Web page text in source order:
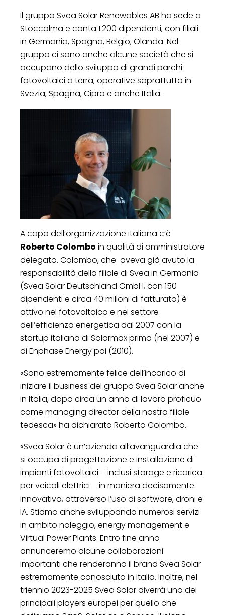
Il gruppo Svea Solar Renewables AB ha sede a
Stoccolma e conta 1.200 dipendenti, con filiali
in Germania, Spagna, Belgio, Olanda. Nel
gruppo ci sono anche alcune società che si
occupano dello sviluppo di grandi parchi
fotovoltaici a terra, operative soprattutto in
Svezia, Spagna, Cipro e anche Italia.
A capo dell’organizzazione italiana c’è
Roberto Colombo in qualità di amministratore
delegato. Colombo, che aveva già avuto la
responsabilità della filiale di Svea in Germania
(Svea Solar Deutschland GmbH, con 150
dipendenti e circa 40 milioni di fatturato) è
attivo nel fotovoltaico e nel settore
dell’efficienza energetica dal 2007 con la
startup italiana di Solarmax prima (nel 2007) e
di Enphase Energy poi (2010).
«Sono estremamente felice dell’incarico di
iniziare il business del gruppo Svea Solar anche
in Italia, dopo circa un anno di lavoro proficuo
come managing director della nostra filiale
tedesca» ha dichiarato Roberto Colombo.
«Svea Solar è un’azienda all’avanguardia che
si occupa di progettazione e installazione di
impianti fotovoltaici – inclusi storage e ricarica
per veicoli elettrici – in maniera decisamente
innovativa, attraverso l’uso di software, droni e
IA. Stiamo anche sviluppando numerosi servizi
in ambito noleggio, energy management e
Virtual Power Plants. Entro fine anno
annunceremo alcune collaborazioni
importanti che renderanno il brand Svea Solar
estremamente conosciuto in Italia. Inoltre, nel
triennio 2023-2025 Svea Solar diverrà uno dei
principali players europei per quello che